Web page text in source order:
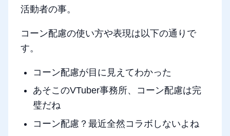
活動者の事。
コーン配慮の使い方や表現は以下の通りで
す。
コーン配慮が目に見えてわかった
あそこのVTuber事務所、コーン配慮は完
璧だね
コーン配慮？最近全然コラボしないよね